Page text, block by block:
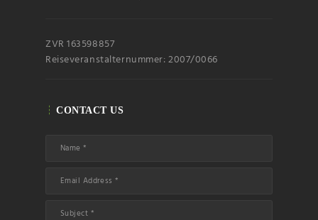
ZVR 163598857
Reiseveranstalternummer: 2007/0066
CONTACT US